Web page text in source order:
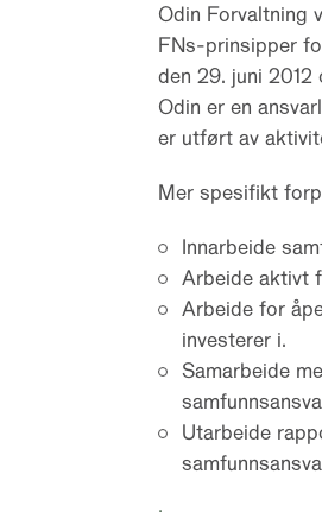
Odin Forvaltning
FNs-prinsipper
den 29. juni
Odin er en
er utført av
Mer spesifikt
Innarbeide
Arbeide aktivt
Arbeide for
investerer i.
Samarbeide
Utarbeide